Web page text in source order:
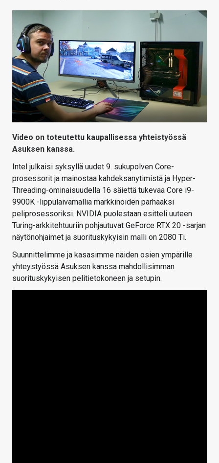
HAKU
Video on toteutettu kaupallisessa yhteistyössä
Asuksen kanssa.
Intel julkaisi syksyllä uudet 9. sukupolven Core-
prosessorit ja mainostaa kahdeksanytimistä ja Hyper-
Threading-ominaisuudella 16 säiettä tukevaa Core i9-
9900K -lippulaivamallia markkinoiden parhaaksi
peliprosessoriksi. NVIDIA puolestaan esitteli uuteen
Turing-arkkitehtuuriin pohjautuvat GeForce RTX 20 -sarjan
näytönohjaimet ja suorituskykyisin malli on 2080 Ti.
Suunnittelimme ja kasasimme näiden osien ympärille
yhteystyössä Asuksen kanssa mahdollisimman
suorituskykyisen pelitietokoneen ja setupin.